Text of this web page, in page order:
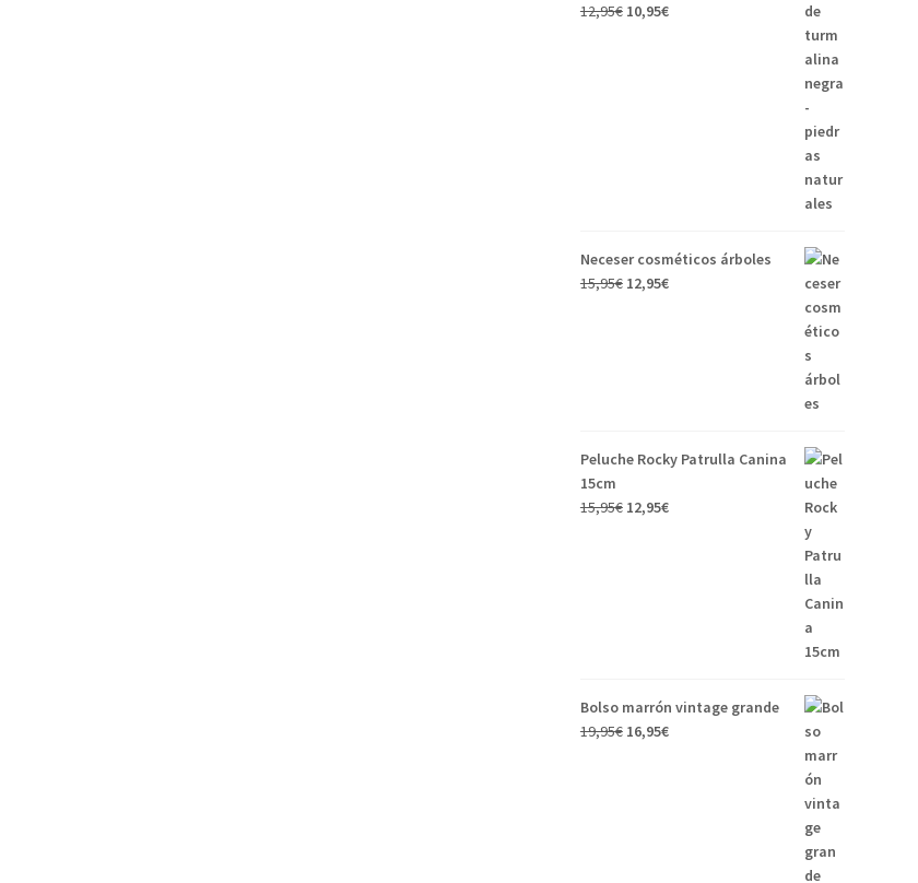
12,95€ 10,95€
Neceser cosméticos árboles
15,95€ 12,95€
Peluche Rocky Patrulla Canina
15cm
15,95€ 12,95€
Bolso marrón vintage grande
19,95€ 16,95€